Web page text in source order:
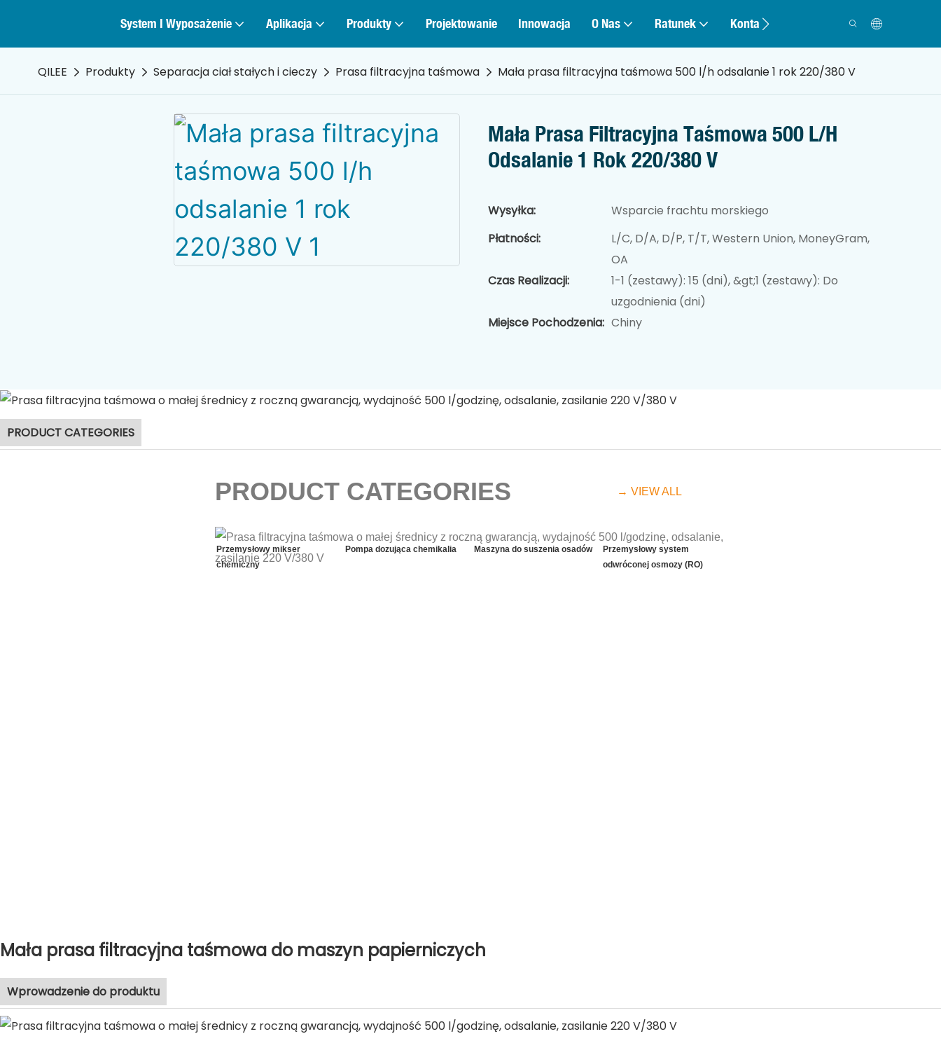
System I Wyposażenie Aplikacja Produkty Projektowanie Innowacja O Nas Ratunek Kontakt
QILEE Produkty Separacja ciał stałych i cieczy Prasa filtracyjna taśmowa Mała prasa filtracyjna taśmowa 500 l/h odsalanie 1 rok 220/380 V
Mała Prasa Filtracyjna Taśmowa 500 L/h
Odsalanie 1 Rok 220/380 V
Wysyłka:
Wsparcie frachtu morskiego
Płatności:
L/C, D/A, D/P, T/T, Western Union, MoneyGram,
OA
Czas Realizacji:
1-1 (zestawy): 15 (dni), &gt;1 (zestawy): Do
uzgodnienia (dni)
Miejsce Pochodzenia: Chiny
PRODUCT CATEGORIES
PRODUCT CATEGORIES → VIEW ALL
Maszyna do odwadniania osadów
Prasa filtracyjna
ślimakowa
Przemysłowy mikser
chemiczny
Pompa dozująca chemikalia Maszyna do suszenia osadów
Przemysłowy system
odwróconej osmozy (RO)
Mała prasa filtracyjna taśmowa do maszyn papierniczych
Wprowadzenie do produktu